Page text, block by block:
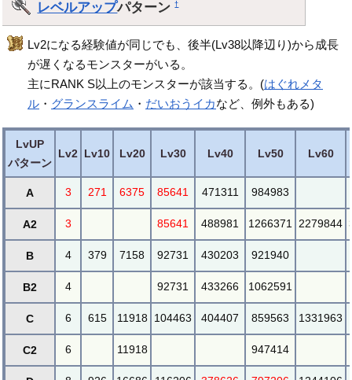
レベルアップパターン†
Lv2になる経験値が同じでも、後半(Lv38以降辺り)から成長
が遅くなるモンスターがいる。
主にRANK S以上のモンスターが該当する。(はぐれメタ
ル ・ グランスライム ・ だいおうイカなど、例外もある)
LvUP
パターン
Lv2 Lv10 Lv20 Lv30 Lv40 Lv50 Lv60
A 3 271 6375 85641 471311 984983
A2 3 85641 488981 1266371 2279844
B 4 379 7158 92731 430203 921940
B2 4 92731 433266 1062591
C 6 615 11918 104463 404407 859563 1331963
C2 6 11918 947414